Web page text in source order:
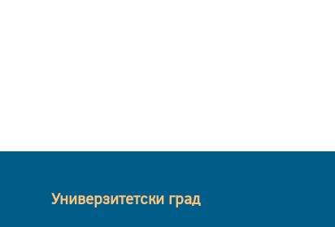
Универзитетски град